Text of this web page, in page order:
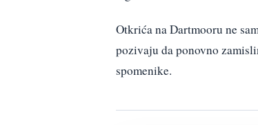
Otkrića na Dartmooru ne
pozivaju da ponovno
spomenike.